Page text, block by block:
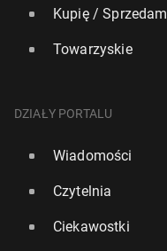
Kupię / Sprzedam
Towarzyskie
DZIAŁY PORTALU
Wiadomości
Czytelnia
Ciekawostki